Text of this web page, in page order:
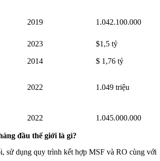
2019 1.042.100.000
2023 $1,5 tỷ
2014 $ 1,76 tỷ
2022 1.049 triệu
2022 1.045.000.000
đầu thế giới là gì?
sử dụng quy trình kết hợp MSF và RO cùng với